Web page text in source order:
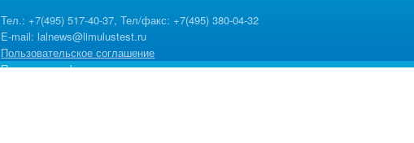
Тел.: +7(495) 517-40-37, Тел/факс: +7(495) 380-04-32
E-mail: lalnews@limulustest.ru
Пользовательское соглашение
Политика конфиденциальности